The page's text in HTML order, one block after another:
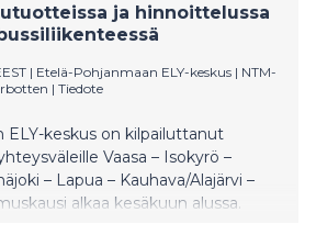
ja hinnoittelussa
| Etelä-Pohjanmaan ELY-keskus | NTM-
| Tiedote
ELY-keskus on kilpailuttanut
Vaasa – Isokyrö –
– Lapua – Kauhava/Alajärvi –
alkaa kesäkuun alussa.